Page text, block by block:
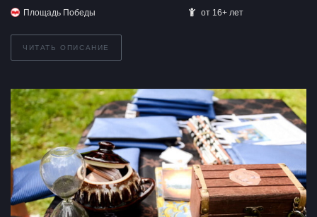
Площадь Победы
от 16+ лет
ЧИТАТЬ ОПИСАНИЕ